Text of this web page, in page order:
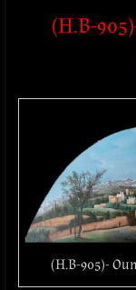
(H.B-
(H.B-905)-